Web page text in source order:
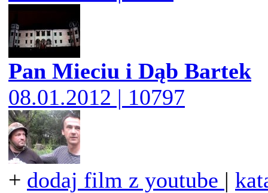
Pan Mieciu i Dąb Bartek
08.01.2012 | 10797
+ dodaj film z youtube |